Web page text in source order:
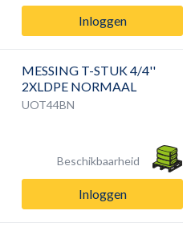
Inloggen
MESSING T-STUK 4/4''
2XLDPE NORMAAL
UOT44BN
Beschikbaarheid
Inloggen